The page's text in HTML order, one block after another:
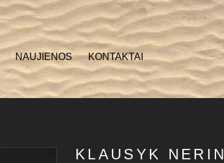
NAUJIENOS KONTAKTAI
KLAUSYK